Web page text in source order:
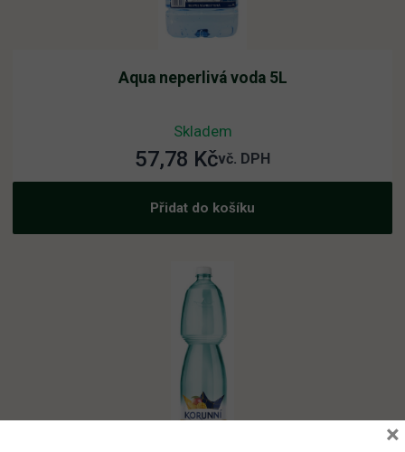
Aqua neperlivá voda 5L
Skladem
57,78 Kčvč. DPH
Přidat do košíku
×